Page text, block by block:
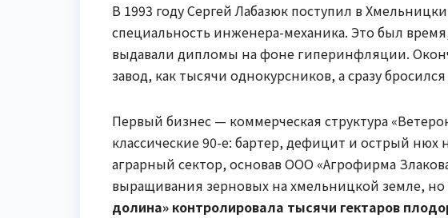
В 1993 году Сергей Лабазюк поступил в
специальность инженера-механика. Это был
выдавали дипломы на фоне гиперинфляции.
завод, как тысячи однокурсников, а сразу
Первый бизнес — коммерческая структура
классические 90-е: бартер, дефицит и острый
аграрный сектор, основав ООО «Агрофирма
выращивания зерновых на хмельницкой земле, но
долина» контролировала тысячи гектаров